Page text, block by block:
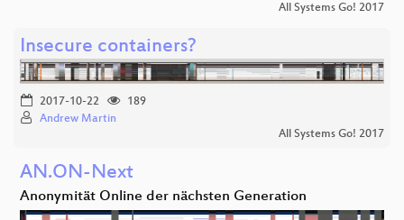
All Systems Go! 2017
Insecure containers?
2017-10-22
189
Andrew Martin
All Systems Go! 2017
AN.ON-Next
Anonymität Online der nächsten Generation